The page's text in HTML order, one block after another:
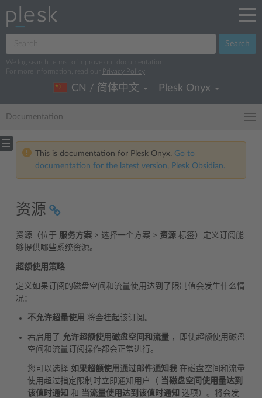
Search
We log search terms to improve our documentation.
For more information, read our
Privacy Policy
CN / 简体中文 Plesk Onyx
Documentation
This is documentation for Plesk Onyx. Go to
documentation for the latest version, Plesk Obsidian.
资源
资源（位于 服务方案 > 选择一个方案 > 资源 标签）定义订阅能
够提供哪些系统资源。
超额使用策略
定义如果订阅的磁盘空间和流量使用达到了限制值会发生什么情
况：
不允许超量使用 将会挂起该订阅。
若启用了 允许超额使用磁盘空间和流量 ，即使超额使用磁盘
空间和流量订阅操作都会正常进行。
您可以选择 如果超额使用通过邮件通知我 在磁盘空间和流量
使用超过指定限制时立即通知用户（ 当磁盘空间使用量达到
该值时通知 和 当流量使用达到该值时通知 选项）。将会发